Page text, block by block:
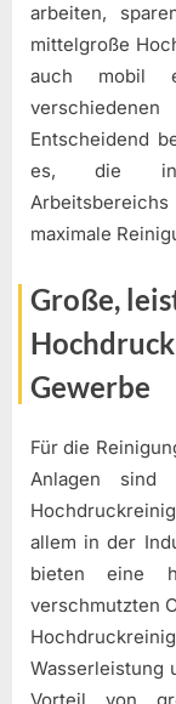
arbeiten,
mittelgroße
auch mobil
Entscheidend
es, die
maximale
Große,
Gewerbe
Für die
Anlagen sind
allem in der
bieten eine
verschmutzten
Wasserleistung